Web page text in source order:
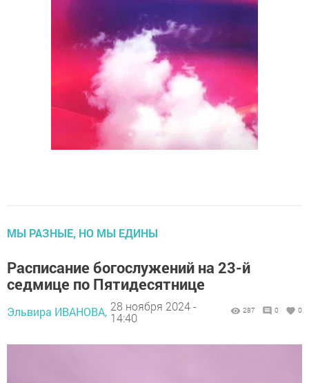
МЫ РАЗНЫЕ, НО МЫ ЕДИНЫ
Расписание богослужений на 23-й
седмице по Пятидесятнице
Эльвира ИВАНОВА, 28 ноября 2024 -
14:40
287 0 0